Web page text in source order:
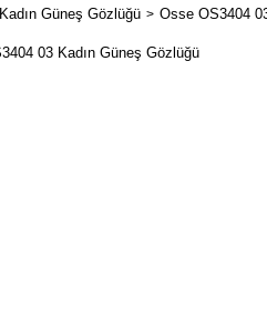
Kadın Güneş Gözlüğü Osse OS3404